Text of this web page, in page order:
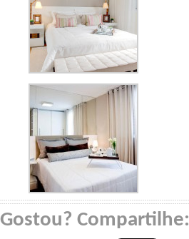
Gostou? Compartilhe: